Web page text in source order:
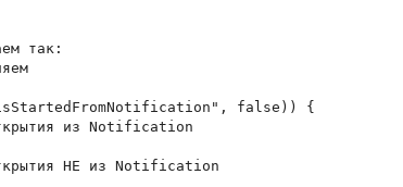
так:
false)) {
из Notification
НЕ из Notification